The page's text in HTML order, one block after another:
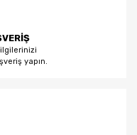
yapın.